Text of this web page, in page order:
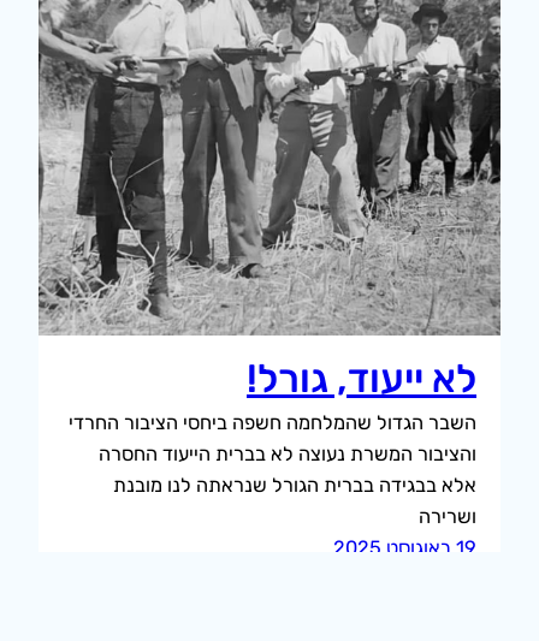
לא ייעוד, גורל!
השבר הגדול שהמלחמה חשפה ביחסי הציבור החרדי
והציבור המשרת נעוצה לא בברית הייעוד החסרה
אלא בבגידה בברית הגורל שנראתה לנו מובנת
ושרירה
19 באוגוסט 2025